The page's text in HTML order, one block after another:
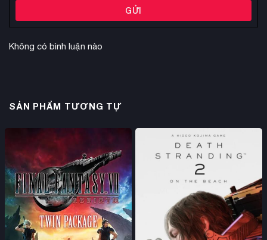
GỬI
Không có bình luận nào
SẢN PHẨM TƯƠNG TỰ